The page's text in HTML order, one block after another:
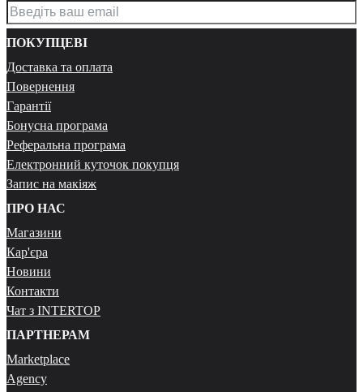
ПОКУПЦЕВІ
Доставка та оплата
Повернення
Гарантії
Бонусна програма
Реферальна програма
Електронний куточок покупця
Запис на макіяж
ПРО НАС
Магазини
Кар'єра
Новини
Контакти
Чат з INTERTOP
ПАРТНЕРАМ
Marketplace
Agency